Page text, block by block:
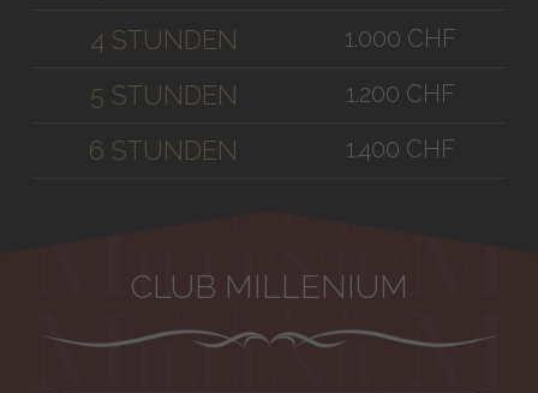
4 STUNDEN 1.000 CHF
5 STUNDEN 1.200 CHF
6 STUNDEN 1.400 CHF
CLUB MILLENIUM